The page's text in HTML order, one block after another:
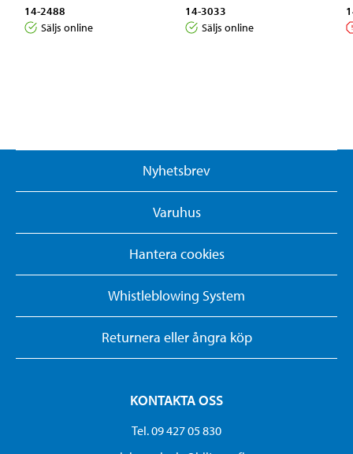
14-2488
Säljs online
14-3033
Säljs online
Nyhetsbrev
Varuhus
Hantera cookies
Whistleblowing System
Returnera eller ångra köp
KONTAKTA OSS
Tel. 09 427 05 830